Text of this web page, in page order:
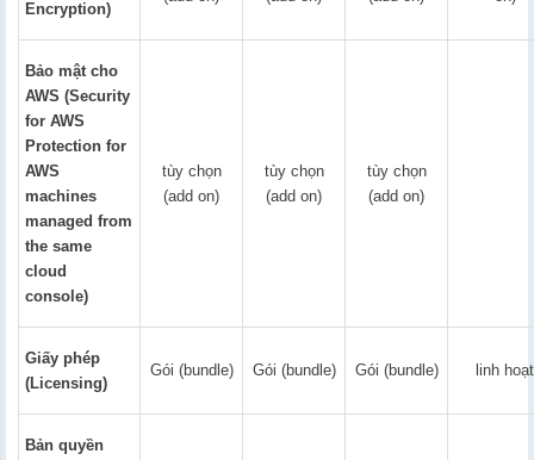
Encryption)
Bảo mật cho
AWS (Security
for AWS
Protection for
AWS
machines
managed from
the same
cloud
console)
tùy chọn
(add on)
tùy chọn
(add on)
tùy chọn
(add on)
Giấy phép
(Licensing)
Gói (bundle) Gói (bundle) Gói (bundle) linh hoạt
Bản quyền